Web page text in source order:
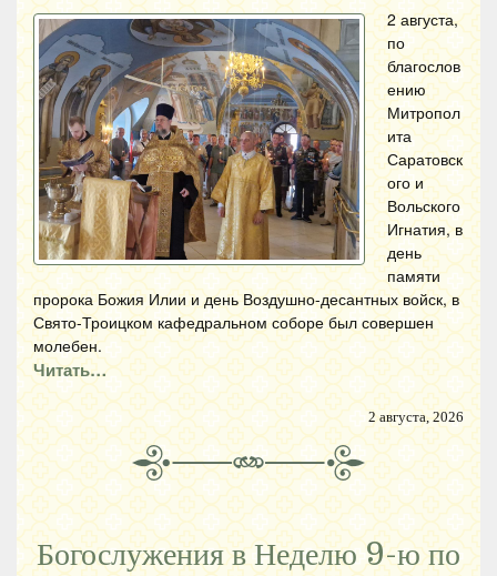
2 августа,
по
благослов
ению
Митропол
ита
Саратовск
ого и
Вольского
Игнатия, в
день
памяти
пророка Божия Илии и день Воздушно-десантных войск, в
Свято-Троицком кафедральном соборе был совершен
молебен.
Читать…
2 августа, 2026
Богослужения в Неделю 9-ю по